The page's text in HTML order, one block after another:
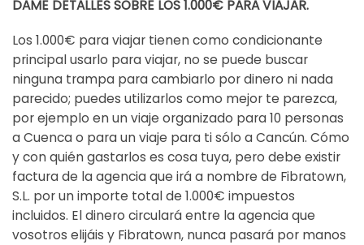
DAME DETALLES SOBRE LOS 1.000€ PARA VIAJAR.
Los 1.000€ para viajar tienen como condicionante
principal usarlo para viajar, no se puede buscar
ninguna trampa para cambiarlo por dinero ni nada
parecido; puedes utilizarlos como mejor te parezca,
por ejemplo en un viaje organizado para 10 personas
a Cuenca o para un viaje para ti sólo a Cancún. Cómo
y con quién gastarlos es cosa tuya, pero debe existir
factura de la agencia que irá a nombre de Fibratown,
S.L. por un importe total de 1.000€ impuestos
incluidos. El dinero circulará entre la agencia que
vosotros elijáis y Fibratown, nunca pasará por manos